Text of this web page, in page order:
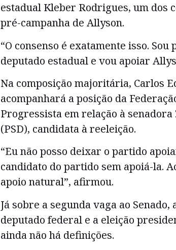
estadual Kleber Rodrigues, um dos
pré-campanha de Allyson.
“O consenso é exatamente isso.
deputado estadual e vou apoiar
Na composição majoritária, Carlos
acompanhará a posição da
Progressista em relação à senadora
(PSD), candidata à reeleição.
“Eu não posso deixar o partido
candidato do partido sem apoiá-la.
apoio natural”, afirmou.
Já sobre a segunda vaga ao
deputado federal e a eleição
ainda não há definições.